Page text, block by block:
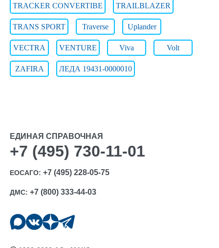
TRACKER CONVERTIBE TRAILBLAZER
TRANS SPORT Traverse Uplander
VECTRA VENTURE Viva Volt
ZAFIRA ЛЕДА 19431-0000010
ЕДИНАЯ СПРАВОЧНАЯ
+7 (495) 730-11-01
ЕОСАГО: +7 (495) 228-05-75
ДМС: +7 (800) 333-44-03